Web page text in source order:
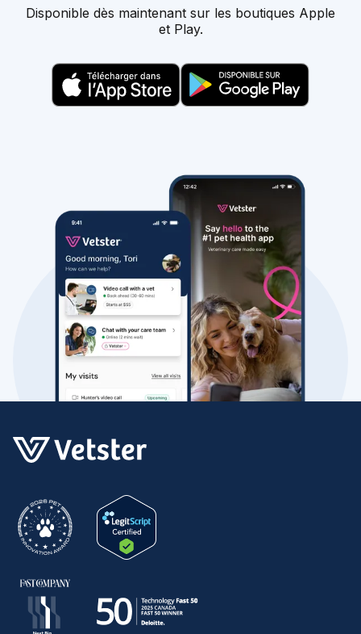
Disponible dès maintenant sur les boutiques Apple
et Play.